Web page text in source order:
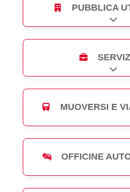
PUBBLICA
MUOVERSI E
OFFICINE